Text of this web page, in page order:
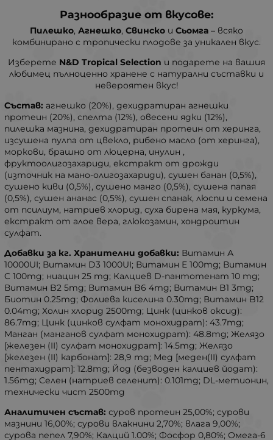
Разнообразие от вкусове:
Пилешко, Агнешко, Свинско и Сьомга – всяко
комбинирано с тропически плодове за уникален вкус.
Изберете N&D Tropical Selection и подарете на вашия
любимец пълноценно хранене с натурални съставки и
невероятен вкус!
Състав: агнешко (20%), дехидратиран агнешки
протеин (20%), спелта (12%), овесени ядки (12%),
пилешка мазнина, дехидратиран протеин от херинга,
изсушена пулпа от цвекло, рибено масло (от херинга),
моркови, брашно от люцерна, инулин ,
фруктоолигозахариди, екстракт от дрожди
(източник на мано-олигозахариди), сушен банан (0,5%),
сушено киви (0,5%), сушено манго (0,5%), сушена папая
(0,5%), сушен ананас (0,5%), сушен спанак, люспи и семена
от псилиум, натриев хлорид, суха бирена мая, куркума,
екстракт от алое вера, глюкозамин, хондроитин
сулфат.
Добавки за кг. Хранителни добавки: Витамин А
10000UI; Витамин D3 1000UI; Витамин Е 100mg; Витамин
C 100mg; ниацин 25 mg; Калциев D-пантотенат 10 mg;
Витамин B2 5mg; Витамин B6 4mg; Витамин B1 3mg;
Биотин 0.25mg; Фолиева киселина 0.30mg; Витамин B12
0.04mg; Холин хлорид 2500mg; Цинк (цинков оксид):
86.7mg; Цинк (цинков сулфат монохидрат): 43.7mg;
Манган (манганов сулфат монохидрат): 48.8mg; Желязо
[железен (II) сулфат монохидрат]: 14.5mg; Желязо
[железен (II) карбонат]: 28,9 mg; Мед [меден(II) сулфат
пентахидрат]: 12.8mg; Йод (безводен калциев йодат):
1.56mg; Селен (натриев селенит): 0.101mg; DL-метионин,
технически чист 2500mg
Аналитичен състав: суров протеин 25,00%; сурови
мазнини 16,00%; сурови влакнини 2,70%; влага 9,00%;
сурова пепел 7,90%; Калций 1.00%; Фосфор 0,80%; Омега-6